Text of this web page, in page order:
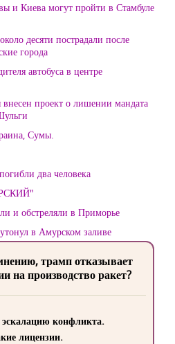
и Киева могут пройти в Стамбуле
десяти пострадали после
города
автобуса в центре
проект о лишении мандата
Сумы.
два человека
и обстреляли в Приморье
в Амурском заливе
трамп отказывает
производство ракет?
конфликта.
лицензии.